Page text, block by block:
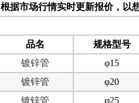
根据市场行情实时更新报价，以
品名
规格型号
镀锌管
φ15
镀锌管
φ20
镀锌管
φ25